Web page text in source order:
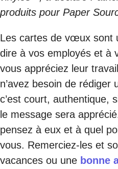
produits pour Paper
Les cartes de vœux sont
dire à vos employés et à
vous appréciez leur
n’avez besoin de rédiger
c’est court, authentique,
le message sera
pensez à eux et à quel
vous. Remerciez-les et
vacances ou une bonne